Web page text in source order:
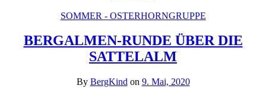
SOMMER - OSTERHORNGRUPPE
BERGALMEN-RUNDE ÜBER DIE
SATTELALM
By BergKind on 9. Mai, 2020